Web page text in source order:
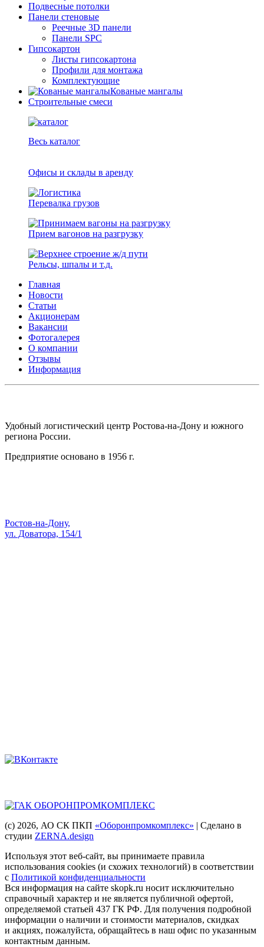
Подвесные потолки
Панели стеновые
Реечные 3D панели
Панели SPC
Гипсокартон
Листы гипсокартона
Профили для монтажа
Комплектующие
Кованые мангалы
Строительные смеси
Весь каталог
Офисы и склады в аренду
Перевалка грузов
Прием вагонов на разгрузку
Рельсы, шпалы и т.д.
Главная
Новости
Статьи
Акционерам
Вакансии
Фотогалерея
О компании
Отзывы
Информация
Удобный логистический центр Ростова-на-Дону и южного
региона России.
Предприятие основано в 1956 г.
Ростов-на-Дону,
ул. Доватора, 154/1
(с) 2026, АО СК ПКП «Оборонпромкомплекс» | Сделано в
студии ZERNA.design
Используя этот веб-сайт, вы принимаете правила
использования cookies (и схожих технологий) в соответствии
с Политикой конфиденциальности
Вся информация на сайте skopk.ru носит исключительно
справочный характер и не является публичной офертой,
определяемой статьей 437 ГК РФ. Для получения подробной
информации о наличии и стоимости материалов, скидках
и акциях, пожалуйста, обращайтесь в наш офис по указанным
контактным данным.